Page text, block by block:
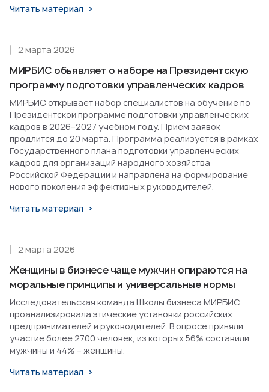
Читать материал
МИРБИС объявляет о наборе на Президентскую
программу подготовки управленческих кадров
2 марта 2026
МИРБИС открывает набор специалистов на обучение по
Президентской программе подготовки управленческих
кадров в 2026–2027 учебном году. Прием заявок
продлится до 20 марта. Программа реализуется в рамках
Государственного плана подготовки управленческих
кадров для организаций народного хозяйства
Российской Федерации и направлена на формирование
нового поколения эффективных руководителей.
Читать материал
Женщины в бизнесе чаще мужчин опираются на
моральные принципы и универсальные нормы
2 марта 2026
Исследовательская команда Школы бизнеса МИРБИС
проанализировала этические установки российских
предпринимателей и руководителей. В опросе приняли
участие более 2700 человек, из которых 56% составили
мужчины и 44% – женщины.
Читать материал